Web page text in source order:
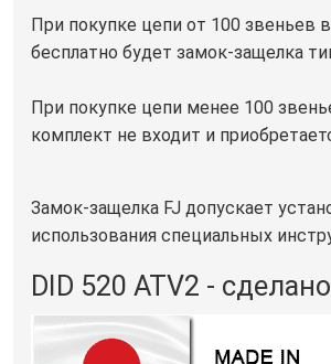
При покупке цепи от 100 звеньев
бесплатно будет замок-защелка
При покупке цепи менее 100
комплект не входит и
Замок-защелка FJ допускает
использования специальных
DID 520 ATV2 -